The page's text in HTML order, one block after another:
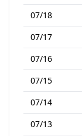
07/18
07/17
07/16
07/15
07/14
07/13